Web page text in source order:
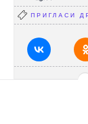
ПРИГЛАСИ